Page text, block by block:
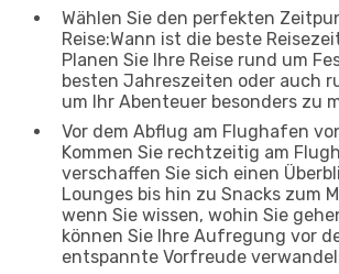
Wählen Sie den perfekten
Reise:Wann ist die beste
Planen Sie Ihre Reise rund um
besten Jahreszeiten oder auch
um Ihr Abenteuer besonders zu
Vor dem Abflug am Flughafen
Kommen Sie rechtzeitig am
verschaffen Sie sich einen
Lounges bis hin zu Snacks zum
wenn Sie wissen, wohin Sie
können Sie Ihre Aufregung vor
entspannte Vorfreude